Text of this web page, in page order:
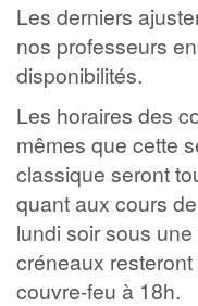
Les derniers
nos professeurs
disponibilités.
Les horaires des
mêmes que cette
classique seront
quant aux cours
lundi soir sous
créneaux
couvre-feu à 18h.